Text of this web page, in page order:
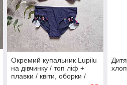
Окремий купальник Lupilu
на дівчинку / топ ліф +
плавки / квіти, оборки /